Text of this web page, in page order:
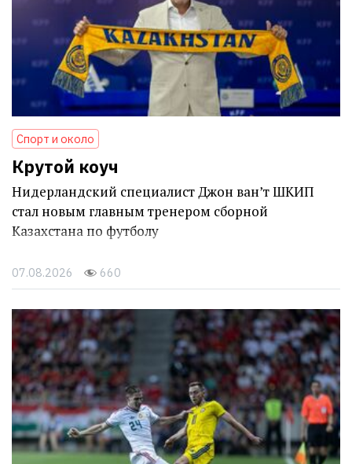
Спорт и около
Крутой коуч
Нидерландский специалист Джон ван’т ШКИП
стал новым главным тренером сборной
Казахстана по футболу
07.08.2026 660